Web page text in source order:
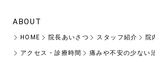
ABOUT
HOME 院長あいさつ スタッフ紹介 院
アクセス・診療時間 痛みや不安の少ない